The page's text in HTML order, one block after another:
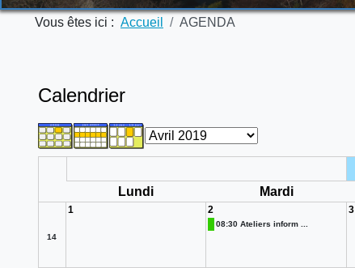
Vous êtes ici : Accueil AGENDA
Calendrier
Lundi
Mardi
14
1 2
08:30 Ateliers inform ...
3